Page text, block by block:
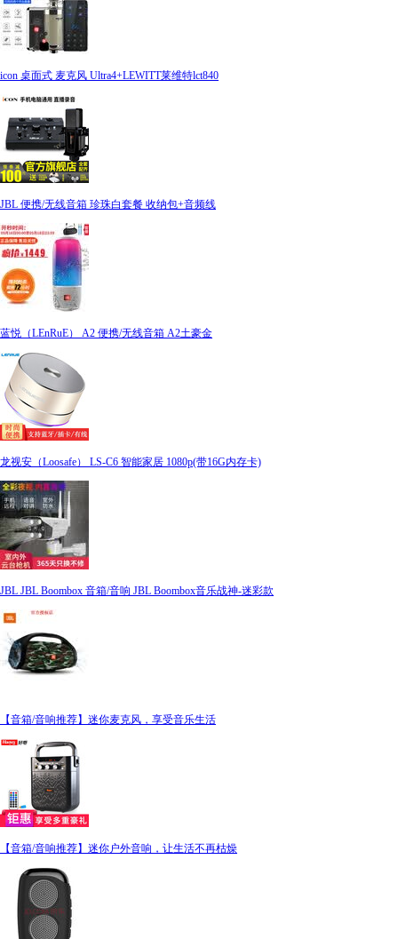
icon 桌面式 麦克风 Ultra4+LEWITT莱维特lct840
JBL 便携/无线音箱 珍珠白套餐 收纳包+音频线
蓝悦（LEnRuE） A2 便携/无线音箱 A2土豪金
龙视安（Loosafe） LS-C6 智能家居 1080p(带16G内存卡)
JBL JBL Boombox 音箱/音响 JBL Boombox音乐战神-迷彩款
【音箱/音响推荐】迷你麦克风，享受音乐生活
【音箱/音响推荐】迷你户外音响，让生活不再枯燥